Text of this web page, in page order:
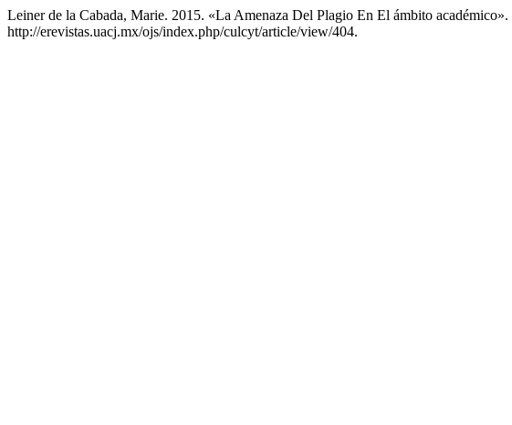
Leiner de la Cabada, Marie. 2015. «La Amenaza Del Plagio En El ámbito académico».
http://erevistas.uacj.mx/ojs/index.php/culcyt/article/view/404.